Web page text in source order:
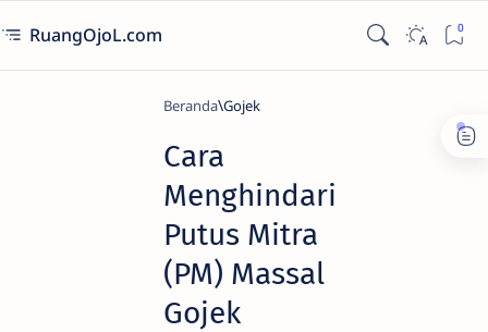
RuangOjoL.com
Beranda Gojek
Cara
Menghindari
Putus Mitra
(PM) Massal
Gojek